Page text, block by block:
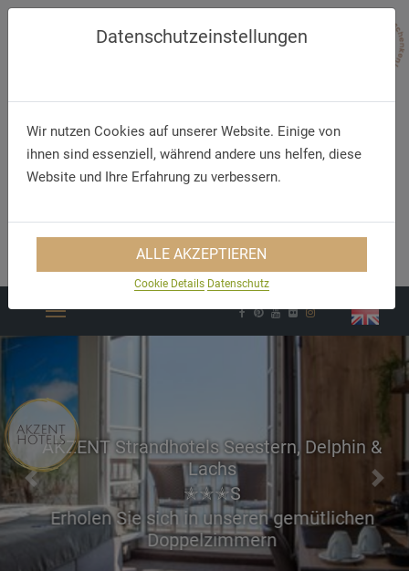
+49 (44 21) 94 10 0
info@hoteldelphin.de
AKZENT Strandhotels Seestern, Delphin &
Lachs
✭✭✭S
Erholen Sie sich in unseren gemütlichen
Doppelzimmern
Previous Next
Datenschutzeinstellungen
Wir nutzen Cookies auf unserer Website. Einige von
ihnen sind essenziell, während andere uns helfen, diese
Website und Ihre Erfahrung zu verbessern.
ALLE AKZEPTIEREN
Cookie Details Datenschutz